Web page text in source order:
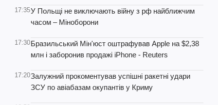
17:35У Польщі не виключають війну з рф найближчим
часом – Міноборони
17:30Бразильський Мін'юст оштрафував Apple на $2,38
млн і заборонив продажі iPhone - Reuters
17:20Залужний прокоментував успішні ракетні удари
ЗСУ по авіабазам окупантів у Криму